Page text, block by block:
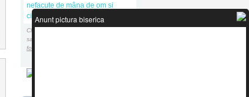
nefacute de mâna de om si
cinstite din Camoliane
Click
sau click
format audio mp3
Anunt pictura biserica